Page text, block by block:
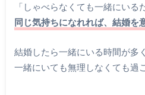
「しゃべらなくても一緒にいる
同じ気持ちになれれば、結婚を
結婚したら一緒にいる時間が多
一緒にいても無理しなくても過